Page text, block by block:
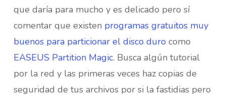
que daría para mucho y es delicado pero sí
comentar que existen programas gratuitos muy
buenos para particionar el disco durocomo
EASEUS Partition Magic. Busca algún tutorial
por la red y las primeras veces haz copias de
seguridad de tus archivos por si la fastidias pero